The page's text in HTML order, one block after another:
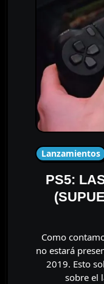
Lanzamientos
PS5:
Como contamos en nuestra nota del E3, Sony
no estará
2019. Esto
sobre el